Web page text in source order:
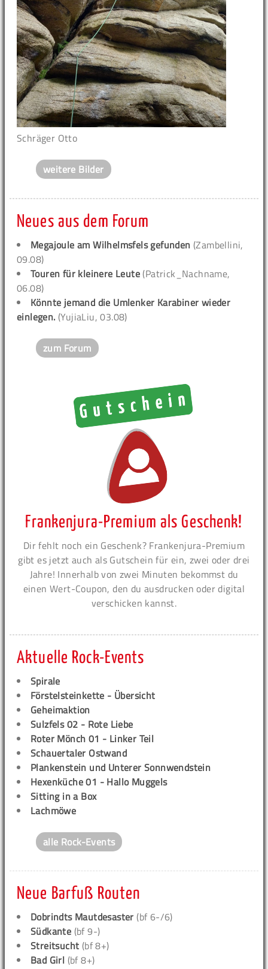
Schräger Otto
weitere Bilder
Neues aus dem Forum
Megajoule am Wilhelmsfels gefunden (Zambellini,
09.08)
Touren für kleinere Leute (Patrick_Nachname,
06.08)
Könnte jemand die Umlenker Karabiner wieder
einlegen. (YujiaLiu, 03.08)
zum Forum
Frankenjura-Premium als Geschenk!
Dir fehlt noch ein Geschenk? Frankenjura-Premium
gibt es jetzt auch als Gutschein für ein, zwei oder drei
Jahre! Innerhalb von zwei Minuten bekommst du
einen Wert-Coupon, den du ausdrucken oder digital
verschicken kannst.
Aktuelle Rock-Events
Spirale
Förstelsteinkette - Übersicht
Geheimaktion
Sulzfels 02 - Rote Liebe
Roter Mönch 01 - Linker Teil
Schauertaler Ostwand
Plankenstein und Unterer Sonnwendstein
Hexenküche 01 - Hallo Muggels
Sitting in a Box
Lachmöwe
alle Rock-Events
Neue Barfuß Routen
Dobrindts Mautdesaster (bf 6-/6)
Südkante (bf 9-)
Streitsucht (bf 8+)
Bad Girl (bf 8+)